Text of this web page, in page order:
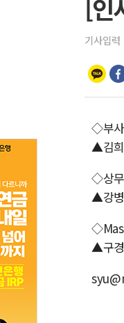
[인
기사입력
◇부
▲김
◇상
▲강병
▲구